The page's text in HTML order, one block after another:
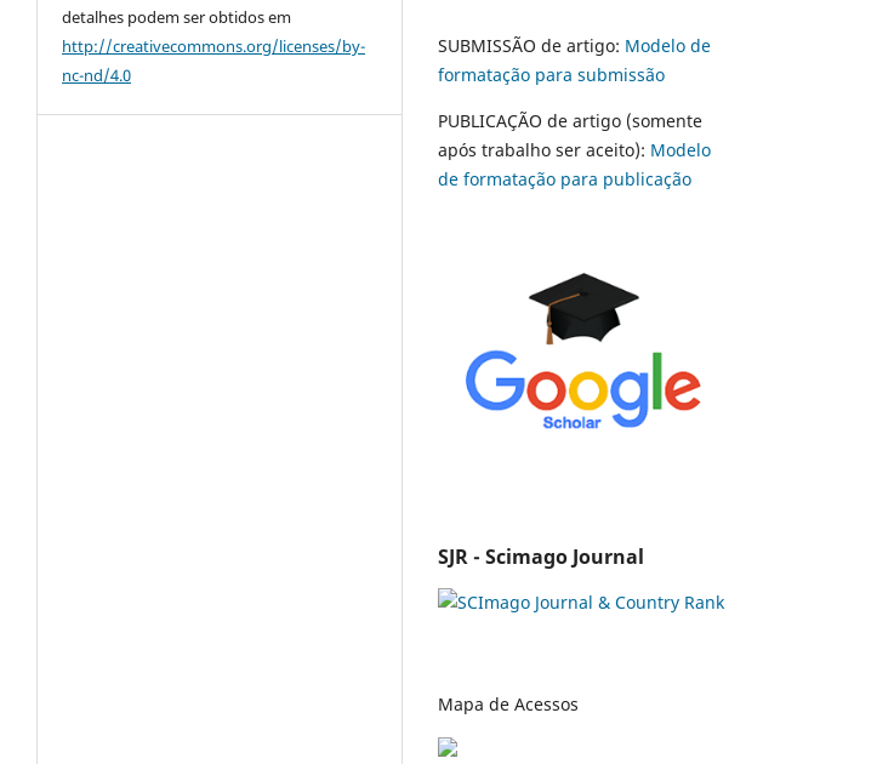
detalhes podem ser obtidos em
http://creativecommons.org/licenses/by-
nc-nd/4.0
SUBMISSÃO de artigo: Modelo de
formatação para submissão
PUBLICAÇÃO de artigo (somente
após trabalho ser aceito): Modelo
de formatação para publicação
SJR - Scimago Journal
Mapa de Acessos